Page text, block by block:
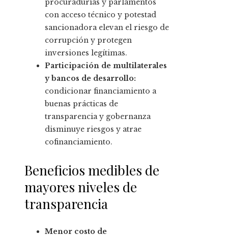
procuradurías y parlamentos
con acceso técnico y potestad
sancionadora elevan el riesgo de
corrupción y protegen
inversiones legítimas.
Participación de multilaterales
y bancos de desarrollo:
condicionar financiamiento a
buenas prácticas de
transparencia y gobernanza
disminuye riesgos y atrae
cofinanciamiento.
Beneficios medibles de
mayores niveles de
transparencia
Menor costo de